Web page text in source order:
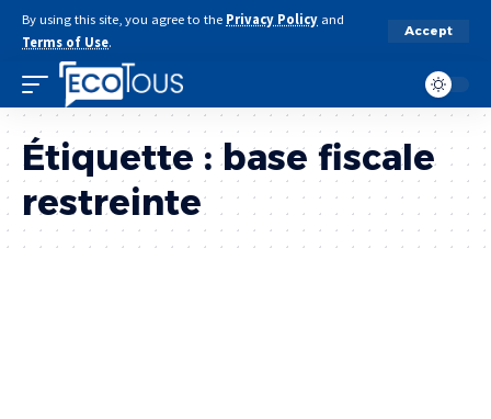
By using this site, you agree to the Privacy Policy and
Terms of Use.
Accept
Étiquette :base fiscale
restreinte